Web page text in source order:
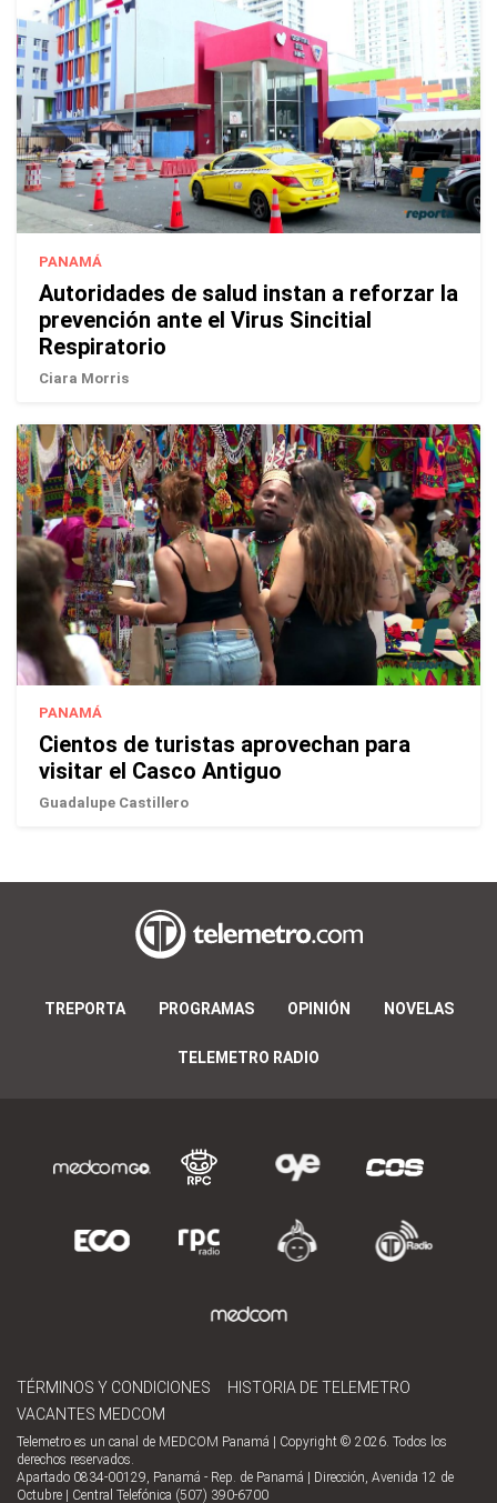
PANAMÁ
Autoridades de salud instan a reforzar la
prevención ante el Virus Sincitial
Respiratorio
Ciara Morris
PANAMÁ
Cientos de turistas aprovechan para
visitar el Casco Antiguo
Guadalupe Castillero
TREPORTA PROGRAMAS OPINIÓN NOVELAS
TELEMETRO RADIO
TÉRMINOS Y CONDICIONES
HISTORIA DE TELEMETRO
VACANTES MEDCOM
Telemetro es un canal de MEDCOM Panamá | Copyright © 2026. Todos los
derechos reservados.
Apartado 0834-00129, Panamá - Rep. de Panamá | Dirección, Avenida 12 de
Octubre | Central Telefónica (507) 390-6700